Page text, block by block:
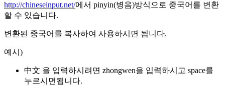
http://chineseinput.net/에서 pinyin(병음)방식으로 중국어를 변환
할 수 있습니다.
변환된 중국어를 복사하여 사용하시면 됩니다.
예시)
中文 을 입력하시려면 zhongwen을 입력하시고 space를
누르시면됩니다.